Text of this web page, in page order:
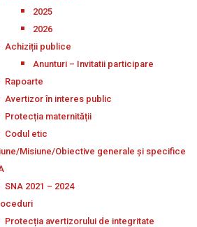
2025
2026
Achiziții publice
Anunturi – Invitatii participare
Rapoarte
Avertizor în interes public
Protecția maternității
Codul etic
Misiune/Obiective generale și specifice
SNA 2021 – 2024
Protecția avertizorului de integritate